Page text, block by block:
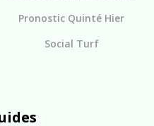
Pronostic Quinté Hier
Social Turf